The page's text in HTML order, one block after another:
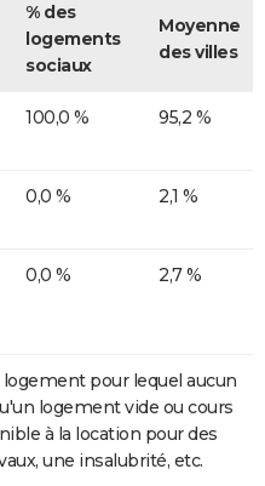
% des
logements
sociaux
Moyenne
des villes
100,0 % 95,2 %
0,0 % 2,1 %
0,0 % 2,7 %
pour lequel aucun
logement vide ou cours
à la location pour des
une insalubrité, etc.